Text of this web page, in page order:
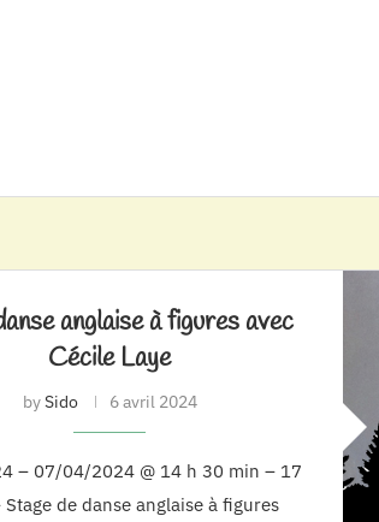
anglaise à figures avec
Cécile Laye
bySido 6 avril 2024
– 07/04/2024 @ 14 h 30 min – 17
de danse anglaise à figures